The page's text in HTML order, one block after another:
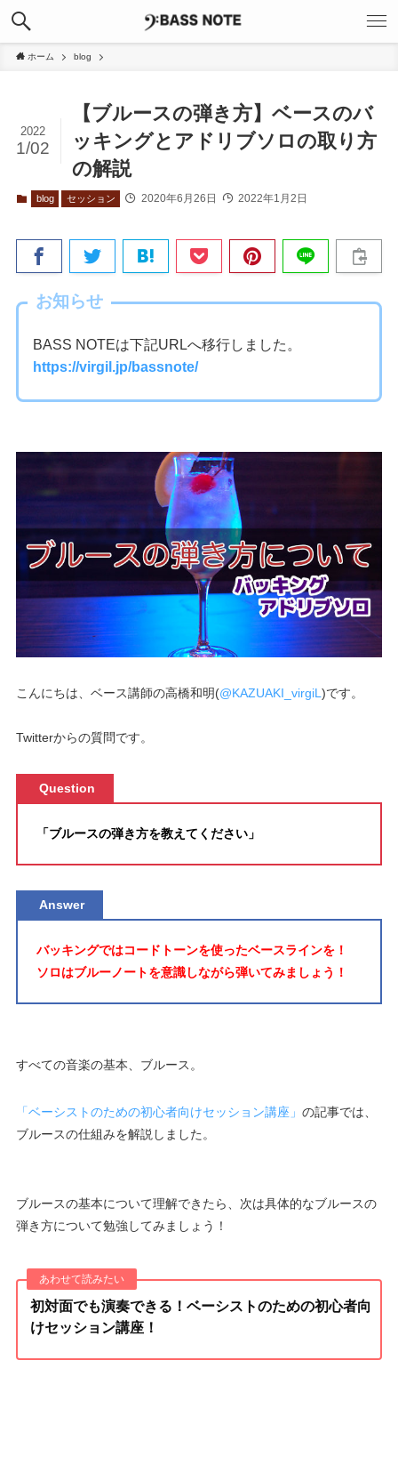
ホーム blog
【ブルースの弾き方】ベースのバ
ッキングとアドリブソロの取り方
の解説
2022
1/02
blog セッション 2020年6月26日 2022年1月2日
お知らせ
BASS NOTEは下記URLへ移行しました。
https://virgil.jp/bassnote/
こんにちは、ベース講師の高橋和明(@KAZUAKI_virgiL)です。
Twitterからの質問です。
Question
「ブルースの弾き方を教えてください」
Answer
バッキングではコードトーンを使ったベースラインを！
ソロはブルーノートを意識しながら弾いてみましょう！
すべての音楽の基本、ブルース。
「ベーシストのための初心者向けセッション講座」 の記事では、
ブルースの仕組みを解説しました。
ブルースの基本について理解できたら、次は具体的なブルースの
弾き方について勉強してみましょう！
初対面でも演奏できる！ベーシストのための初心者向
けセッション講座！